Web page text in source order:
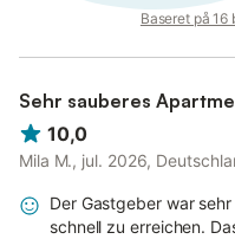
Baseret på
Sehr sauberes
10,0
Mila M., jul. 2026,
Der Gastgeber war
schnell zu erreichen.